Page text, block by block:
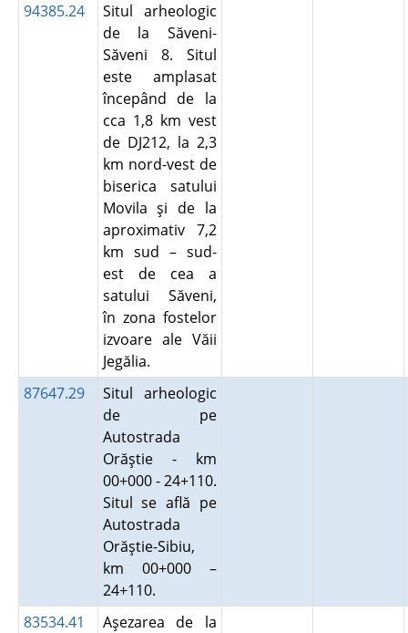
94385.24
Situl arheologic
de la Săveni-
Săveni 8. Situl
este amplasat
începând de la
cca 1,8 km vest
de DJ212, la 2,3
km nord-vest de
biserica satului
Movila şi de la
aproximativ 7,2
km sud – sud-
est de cea a
satului Săveni,
în zona fostelor
izvoare ale Văii
Jegălia.
87647.29
Situl arheologic
de pe
Autostrada
Orăştie - km
00+000 - 24+110.
Situl se află pe
Autostrada
Orăştie-Sibiu,
km 00+000 –
24+110.
83534.41
Aşezarea de la